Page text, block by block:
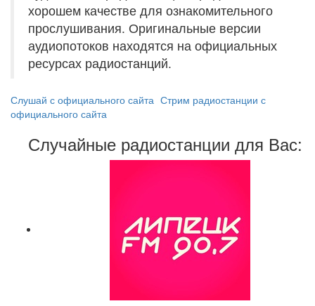
хорошем качестве для ознакомительного
прослушивания. Оригинальные версии
аудиопотоков находятся на официальных
ресурсах радиостанций.
Слушай с официального сайта Стрим радиостанции с
официального сайта
Случайные радиостанции для Вас: